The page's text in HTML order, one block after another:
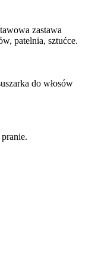
zastawa
patelnia, sztućce.
do włosów